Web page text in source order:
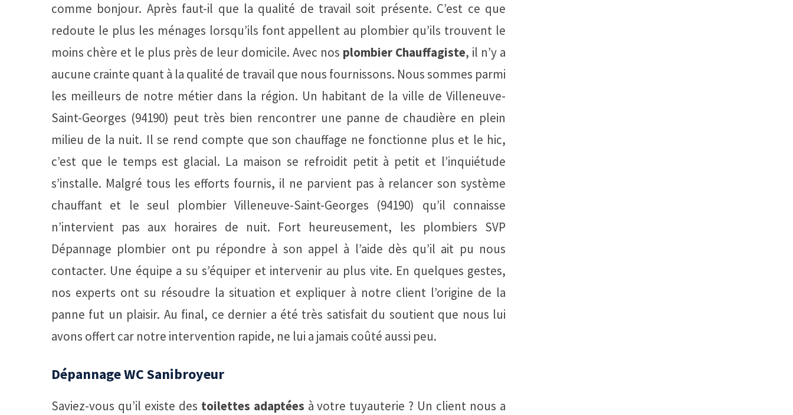
comme bonjour. Après faut-il que la qualité de travail soit présente. C’est ce que
redoute le plus les ménages lorsqu’ils font appellent au plombier qu’ils trouvent le
moins chère et le plus près de leur domicile. Avec nos plombier Chauffagiste, il n’y a
aucune crainte quant à la qualité de travail que nous fournissons. Nous sommes parmi
les meilleurs de notre métier dans la région. Un habitant de la ville de Villeneuve-
Saint-Georges (94190) peut très bien rencontrer une panne de chaudière en plein
milieu de la nuit. Il se rend compte que son chauffage ne fonctionne plus et le hic,
c’est que le temps est glacial. La maison se refroidit petit à petit et l’inquiétude
s’installe. Malgré tous les efforts fournis, il ne parvient pas à relancer son système
chauffant et le seul plombier Villeneuve-Saint-Georges (94190) qu’il connaisse
n’intervient pas aux horaires de nuit. Fort heureusement, les plombiers SVP
Dépannage plombier ont pu répondre à son appel à l’aide dès qu’il ait pu nous
contacter. Une équipe a su s’équiper et intervenir au plus vite. En quelques gestes,
nos experts ont su résoudre la situation et expliquer à notre client l’origine de la
panne fut un plaisir. Au final, ce dernier a été très satisfait du soutient que nous lui
avons offert car notre intervention rapide, ne lui a jamais coûté aussi peu.
Dépannage WC Sanibroyeur
Saviez-vous qu’il existe des toilettes adaptées à votre tuyauterie ? Un client nous a